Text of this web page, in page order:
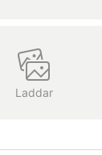
Laddar